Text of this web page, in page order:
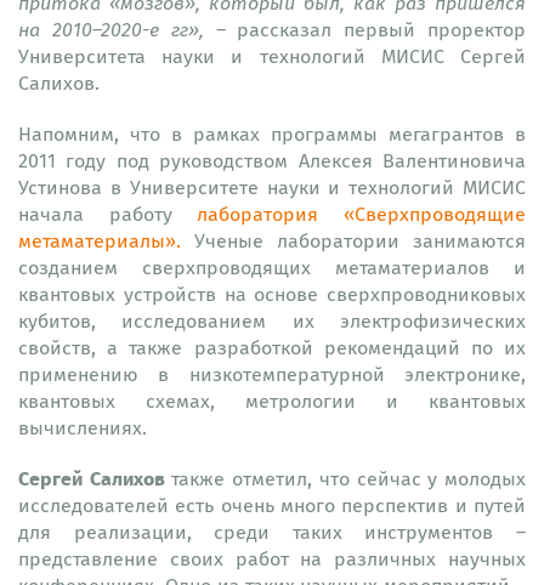
на 2010–2020-е гг», – рассказал первый проректор
Университета науки и технологий МИСИС Сергей
Салихов.
Напомним, что в рамках программы мегагрантов в
2011 году под руководством Алексея Валентиновича
Устинова в Университете науки и технологий МИСИС
начала работулаборатория «Сверхпроводящие
метаматериалы». Ученые лаборатории занимаются
созданием сверхпроводящих метаматериалов и
квантовых устройств на основе сверхпроводниковых
кубитов, исследованием их электрофизических
свойств, а также разработкой рекомендаций по их
применению в низкотемпературной электронике,
квантовых схемах, метрологии и квантовых
вычислениях.
Сергей Салиховтакже отметил, что сейчас у молодых
исследователей есть очень много перспектив и путей
для реализации, среди таких инструментов –
представление своих работ на различных научных